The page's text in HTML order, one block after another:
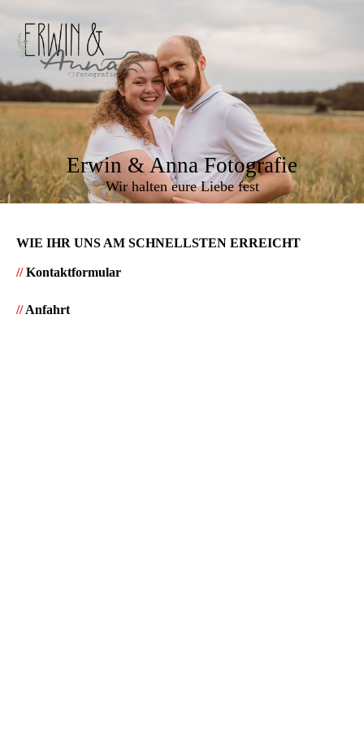
Erwin & Anna Fotografie
Wir halten eure Liebe fest
WIE IHR UNS AM SCHNELLSTEN ERREICHT
// Kontaktformular
// Anfahrt